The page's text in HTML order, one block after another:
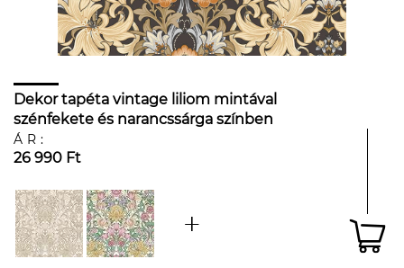
Dekor tapéta vintage liliom mintával
szénfekete és narancssárga színben
ÁR:
26 990 Ft